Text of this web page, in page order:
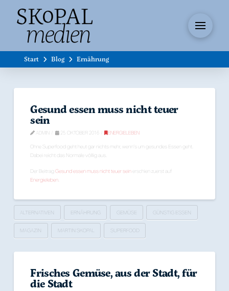
Start Blog Ernährung
Gesund essen muss nicht teuer
sein
ADMIN 25. OKTOBER 2016 ENERGIELEBEN
Ohne Superfood geht heut gar nichts mehr, wenn’s um gesundes Essen geht.
Dabei reicht das Normale völlig aus.
Der BeitragGesund essen muss nicht teuer seinerschien zuerst auf
Energieleben
ALTERNATIVEN ERNÄHRUNG GEMÜSE GÜNSTIG ESSEN
MAGAZIN MARTIN SKOPAL SUPERFOOD
Frisches Gemüse, aus der Stadt, für
die Stadt